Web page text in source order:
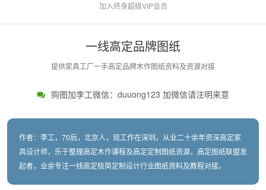
加入终身超级VIP会员
一线高定品牌图纸
提供家具工厂一手高定品牌木作图纸资料及资源对接
购图加李工微信：duuong123 加微信请注明来意
作者：李工，70后，北京人，现工作在深圳。从业二十余年资深高定家
具设计师，乐于整理高定木作课程及高定定制图纸资源，高定图纸联盟发
起者，业余专注一线高定极简定制设计行业图纸资料及教程对接。